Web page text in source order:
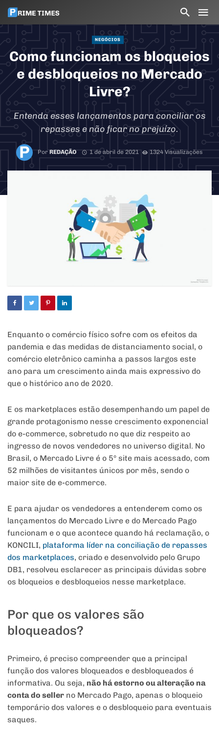
NEGÓCIOS
Como funcionam os bloqueios
e desbloqueios no Mercado
Livre?
Entenda esses lançamentos para conciliar os
repasses e não ficar no prejuízo.
PorREDAÇÃO 1 de abril de 2021 1324 Visualizações
Enquanto o comércio físico sofre com os efeitos da
pandemia e das medidas de distanciamento social, o
comércio eletrônico caminha a passos largos este
ano para um crescimento ainda mais expressivo do
que o histórico ano de 2020.
E os marketplaces estão desempenhando um papel de
grande protagonismo nesse crescimento exponencial
do e-commerce, sobretudo no que diz respeito ao
ingresso de novos vendedores no universo digital. No
Brasil, o Mercado Livre é o 5º site mais acessado, com
52 milhões de visitantes únicos por mês, sendo o
maior site de e-commerce.
E para ajudar os vendedores a entenderem como os
lançamentos do Mercado Livre e do Mercado Pago
funcionam e o que acontece quando há reclamação, o
KONCILI, plataforma líder na conciliação de repasses
dos marketplaces, criado e desenvolvido pelo Grupo
DB1, resolveu esclarecer as principais dúvidas sobre
os bloqueios e desbloqueios nesse marketplace.
Por que os valores são
bloqueados?
Primeiro, é preciso compreender que a principal
função dos valores bloqueados e desbloqueados é
informativa. Ou seja, não há estorno ou alteração na
conta do seller no Mercado Pago, apenas o bloqueio
temporário dos valores e o desbloqueio para eventuais
saques.